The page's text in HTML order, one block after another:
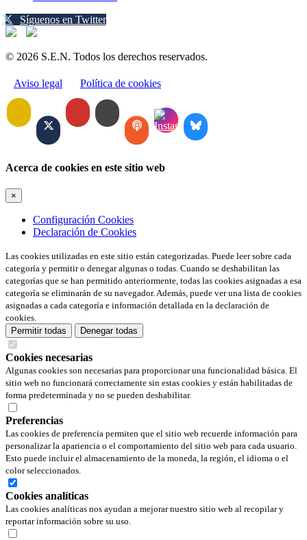
Síguenos en Twitter
© 2026 S.E.N. Todos los derechos reservados.
Aviso legal Política de cookies
Acerca de cookies en este sitio web
×
Configuración Cookies
Declaración de Cookies
Las cookies utilizadas en este sitio están categorizadas. Puede leer sobre cada
categoría y permitir o denegar algunas o todas. Cuando se deshabilitan las
categorías que se han permitido anteriormente, todas las cookies asignadas a esa
categoría se eliminarán de su navegador. Además, puede ver una lista de cookies
asignadas a cada categoría e información detallada en la declaración de
cookies.
Permitir todas
Denegar todas
Cookies necesarias
Algunas cookies son necesarias para proporcionar una funcionalidad básica. El
sitio web no funcionará correctamente sin estas cookies y están habilitadas de
forma predeterminada y no se pueden deshabilitar.
Preferencias
Las cookies de preferencia permiten que el sitio web recuerde información para
personalizar la apariencia o el comportamiento del sitio web para cada usuario.
Esto puede incluir el almacenamiento de la moneda, la región, el idioma o el
color seleccionados.
Cookies analíticas
Las cookies analíticas nos ayudan a mejorar nuestro sitio web al recopilar y
reportar información sobre su uso.